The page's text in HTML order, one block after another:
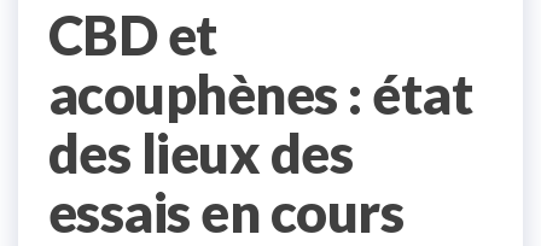
CBD et
acouphènes : état
des lieux des
essais en cours